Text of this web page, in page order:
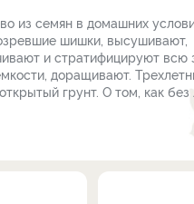
из семян в домашних
шишки, высушивают,
и стратифицируют всю
доращивают.
грунт. О том, как без